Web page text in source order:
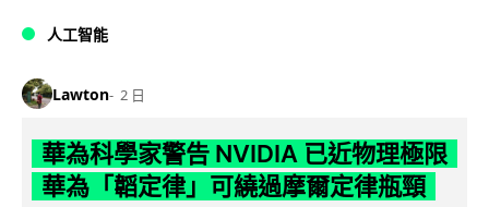
人工智能
Lawton 2 日
華為科學家警告 NVIDIA 已近物理極限
華為「韜定律」可繞過摩爾定律瓶頸